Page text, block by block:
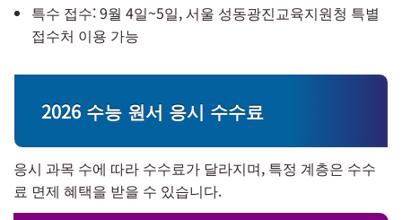
특수 접수: 9월 4일~5일, 서울 성동광진교육지원청 특별
접수처 이용 가능
2026 수능 원서 응시 수수료
응시 과목 수에 따라 수수료가 달라지며, 특정 계층은 수수
료 면제 혜택을 받을 수 있습니다.